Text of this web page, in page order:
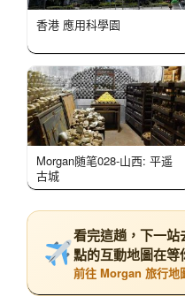
香港 應用科學園
Morgan随笔028-山西: 平遥
古城
看完這趟，下一站
點的互動地圖在等
前往 Morgan 旅行